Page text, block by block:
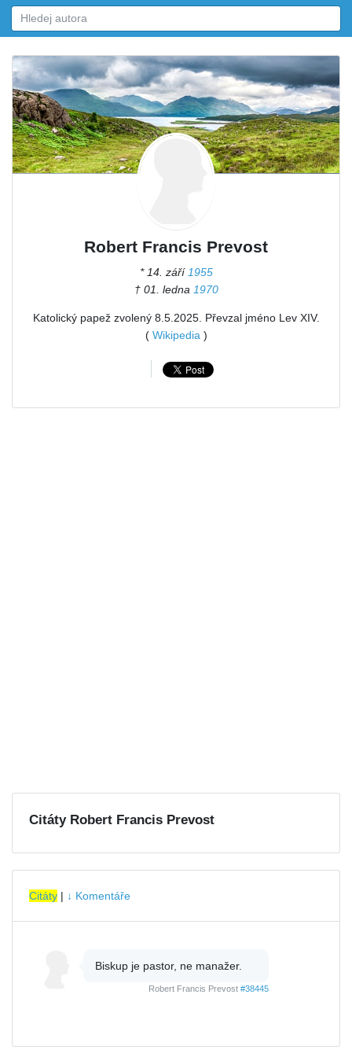
Robert Francis Prevost
* 14. září 1955
† 01. ledna 1970
Katolický papež zvolený 8.5.2025. Převzal jméno Lev XIV.
( Wikipedia )
Citáty Robert Francis Prevost
Citáty | ↓ Komentáře
Biskup je pastor, ne manažer.
Robert Francis Prevost #38445